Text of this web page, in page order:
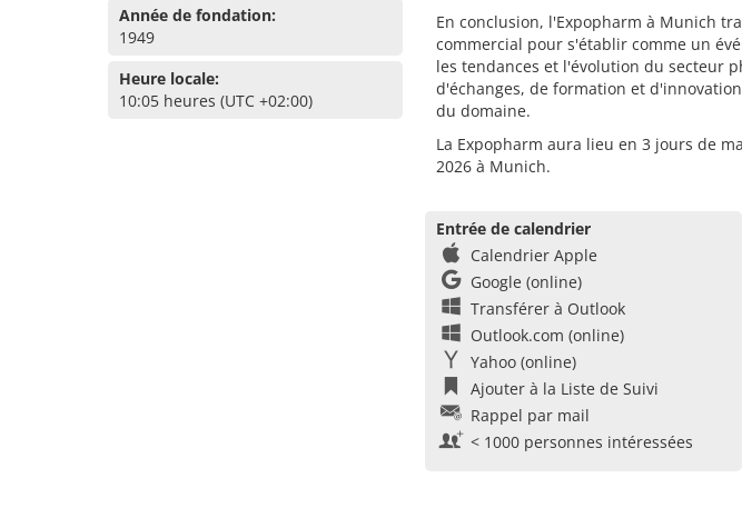
Année de fondation:
1949
Heure locale:
10:05 heures (UTC +02:00)
En conclusion, l'Expopharm à Munich
commercial pour s'établir comme un
les tendances et l'évolution du secteur
d'échanges, de formation et
du domaine.
La Expopharm aura lieu en 3 jours de
2026 à Munich.
Entrée de calendrier
Calendrier Apple
Google (online)
Transférer à Outlook
Outlook.com (online)
Yahoo (online)
Ajouter à la Liste de Suivi
Rappel par mail
< 1000 personnes intéressées